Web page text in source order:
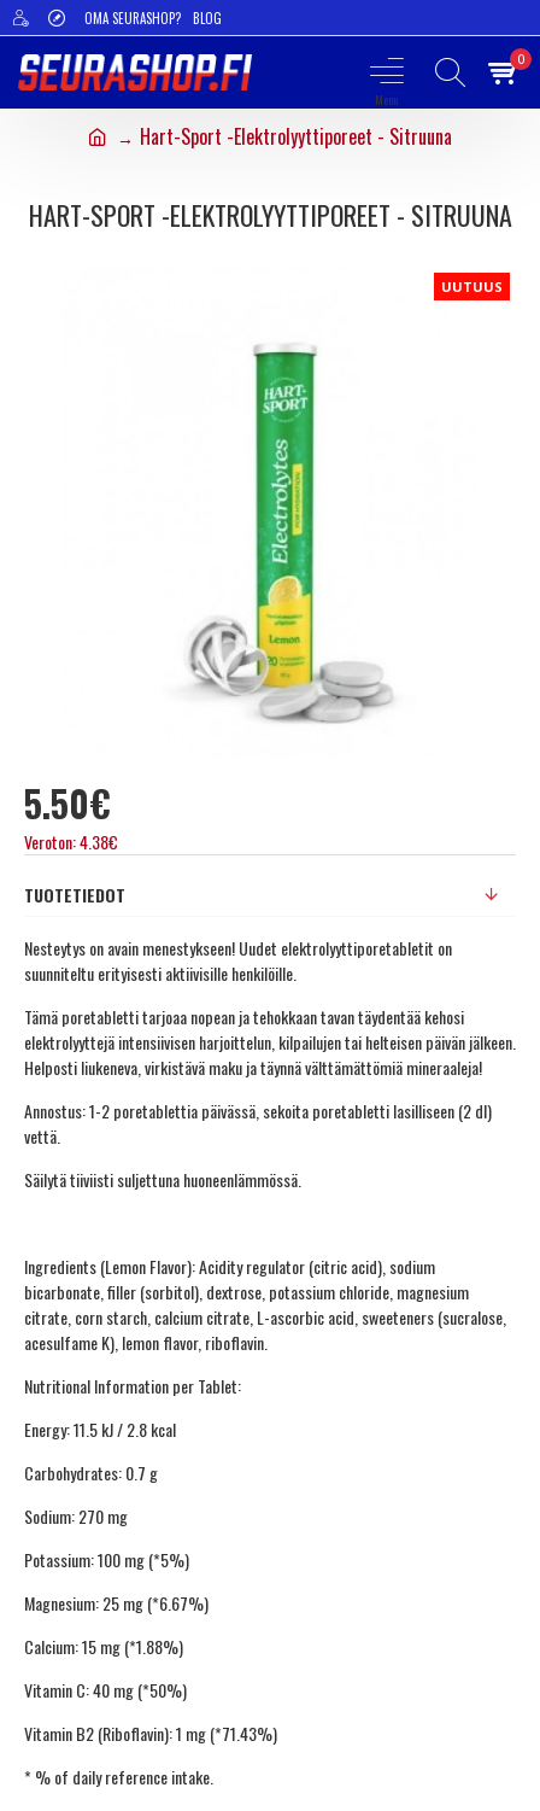
OMA SEURASHOP? BLOG
0
Hart-Sport -Elektrolyyttiporeet - Sitruuna
HART-SPORT -ELEKTROLYYTTIPOREET - SITRUUNA
UUTUUS
5.50€
Veroton: 4.38€
TUOTETIEDOT
Nesteytys on avain menestykseen! Uudet elektrolyyttiporetabletit on
suunniteltu erityisesti aktiivisille henkilöille.
Tämä poretabletti tarjoaa nopean ja tehokkaan tavan täydentää kehosi
elektrolyyttejä intensiivisen harjoittelun, kilpailujen tai helteisen päivän jälkeen.
Helposti liukeneva, virkistävä maku ja täynnä välttämättömiä mineraaleja!
Annostus: 1-2 poretablettia päivässä, sekoita poretabletti lasilliseen (2 dl)
vettä.
Säilytä tiiviisti suljettuna huoneenlämmössä.
Ingredients (Lemon Flavor): Acidity regulator (citric acid), sodium
bicarbonate, filler (sorbitol), dextrose, potassium chloride, magnesium
citrate, corn starch, calcium citrate, L-ascorbic acid, sweeteners (sucralose,
acesulfame K), lemon flavor, riboflavin.
Nutritional Information per Tablet:
Energy: 11.5 kJ / 2.8 kcal
Carbohydrates: 0.7 g
Sodium: 270 mg
Potassium: 100 mg (*5%)
Magnesium: 25 mg (*6.67%)
Calcium: 15 mg (*1.88%)
Vitamin C: 40 mg (*50%)
Vitamin B2 (Riboflavin): 1 mg (*71.43%)
* % of daily reference intake.